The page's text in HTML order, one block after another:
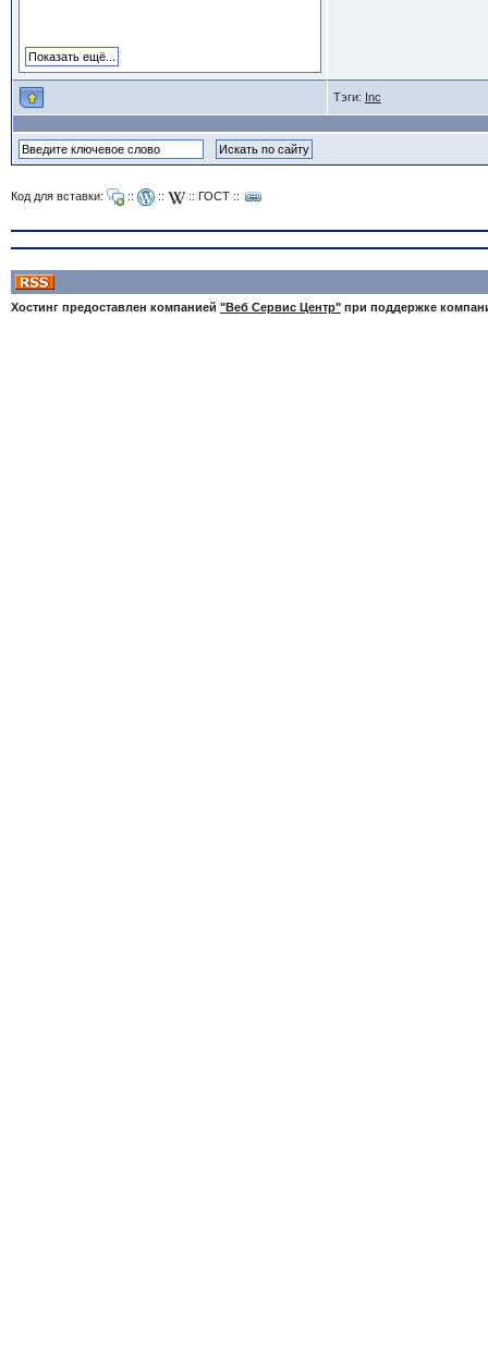
Тэги: Inc
Код для вставки: :: :: :: ГОСТ::
Хостинг предоставлен компанией "Веб Сервис Центр"при поддержке